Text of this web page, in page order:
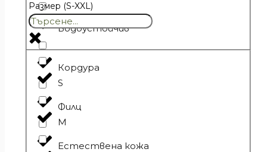
Водоустойчив
Кордура
Филц
Естествена кожа
Размер (S-XXL)
S
M